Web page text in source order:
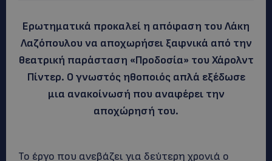
Ερωτηματικά προκαλεί η απόφαση του Λάκη
Λαζόπουλου να αποχωρήσει ξαφνικά από την
θεατρική παράσταση «Προδοσία» του Χάρολντ
Πίντερ. Ο γνωστός ηθοποιός απλά εξέδωσε
μια ανακοίνωσή που αναφέρει την
αποχώρησή του.
Το έργο που ανεβάζει για δεύτερη χρονιά ο